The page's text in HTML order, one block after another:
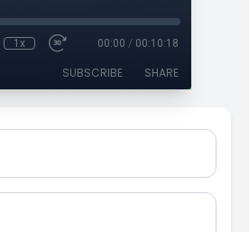
1x 00:00 / 00:10:18
SUBSCRIBE SHARE